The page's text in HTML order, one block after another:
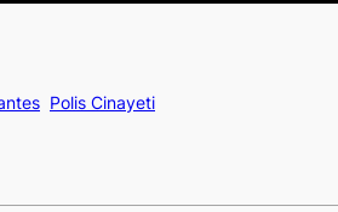
Polis Cinayeti